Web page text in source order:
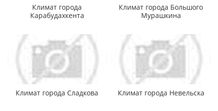
Климат города
Карабудахкента
Климат города Большого
Мурашкина
Климат города Сладкова Климат города Невельска